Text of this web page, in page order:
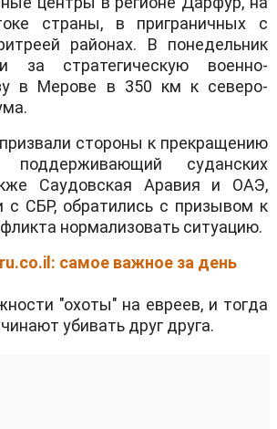
страны, в приграничных с
районах. В понедельник
за стратегическую военно-
в Мерове в 350 км к северо-
стороны к прекращению
поддерживающий суданских
Саудовская Аравия и ОАЭ,
СБР, обратились с призывом к
нормализовать ситуацию.
самое важное за день
"охоты" на евреев, и тогда
убивать друг друга.